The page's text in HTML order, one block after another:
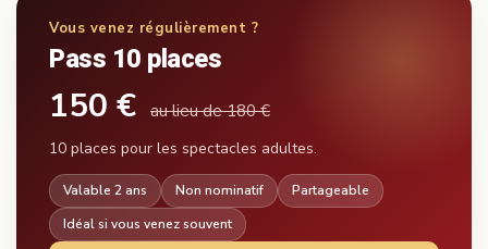
Vous venez régulièrement ?
Pass 10 places
150 € au lieu de 180 €
10 places pour les spectacles adultes.
Valable 2 ans Non nominatif
Partageable
Idéal si vous venez souvent